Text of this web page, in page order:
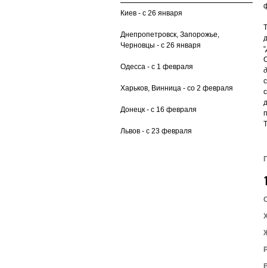
Киев - с 26 января
Днепропетровск, Запорожье,
Черновцы - с 26 января
Одесса - с 1 февраля
Харьков, Винница - со 2 февраля
Донецк - с 16 февраля
Львов - с 23 февраля
“